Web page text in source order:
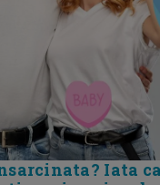
Iata